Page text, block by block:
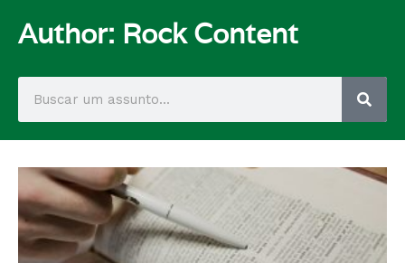
Author: Rock Content